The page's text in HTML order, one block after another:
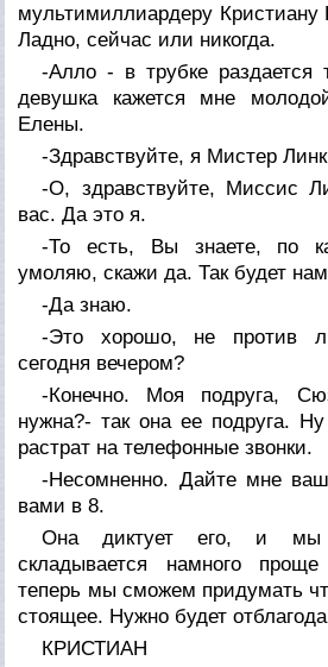
мультимиллиардеру
Ладно, сейчас или никогда.
-Алло - в трубке раздается
девушка кажется мне
Елены.
-Здравствуйте, я Мистер
-О, здравствуйте, Миссис
вас. Да это я.
-То есть, Вы знаете, по
умоляю, скажи да. Так будет
-Да знаю.
-Это хорошо, не против
сегодня вечером?
-Конечно. Моя подруга,
нужна?- так она ее подруга.
растрат на телефонные звонки.
-Несомненно. Дайте мне
вами в 8.
Она диктует его, и мы
складывается намного
теперь мы сможем придумать
стоящее. Нужно будет
КРИСТИАН